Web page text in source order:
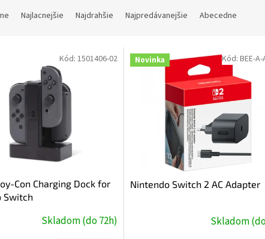
Najlacnejšie Najdrahšie Najpredávanejšie Abecedne
Con Charging Dock for
Switch
Skladom (do 72h)
Kód: 1501406-02 Novinka
Nintendo Switch 2 AC Adapter
Skladom
Kód: BEE-